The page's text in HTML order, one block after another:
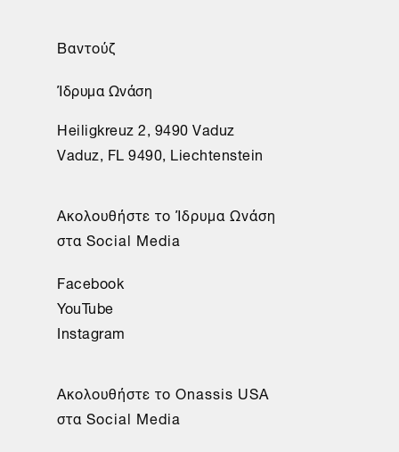
Βαντούζ
Ίδρυμα Ωνάση
Heiligkreuz 2, 9490 Vaduz
Vaduz, FL 9490, Liechtenstein
Aκολουθήστε το Ίδρυμα Ωνάση
στα Social Media
Facebook
YouTube
Instagram
Aκολουθήστε το Onassis USA
στα Social Media